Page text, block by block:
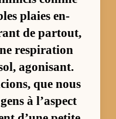
plaies en­
de par­tout,
res­pi­ra­tion
ago­ni­sant.
que nous
à l’as­pect